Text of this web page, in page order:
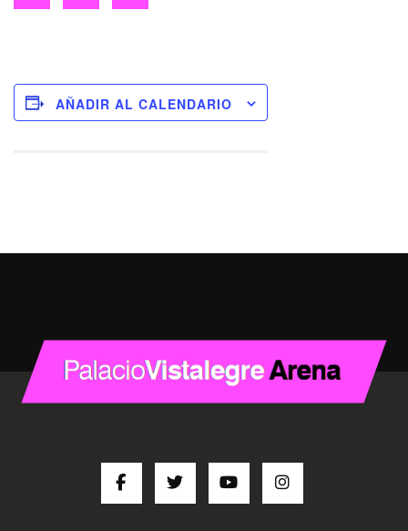
AÑADIR AL CALENDARIO